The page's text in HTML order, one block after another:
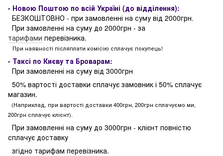
- Новою Поштою по всій Україні (до відділення):
БЕЗКОШТОВНО - при замовленні на суму від 2000грн.
При замовленні на суму до 2000грн - за
тарифами перевізника.
При наявності післяплати комісію сплачує покупець!
- Таксі по Києву та Броварам:
При замовленні на суму від 3000грн
50% вартості доставки сплачує замовник і 50% сплачує
магазин.
(Наприклад, при вартості доставки 400грн, 200грн сплачуємо ми,
200грн сплачує клієнт).
При замовленні на суму до 3000грн - клієнт повністю
сплачує доставку
згідно тарифам перевізника.